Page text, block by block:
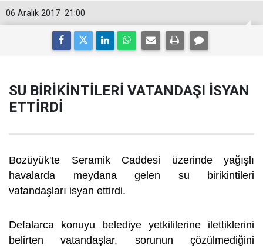
21:00
06 Aralık 2017
SU BİRİKİNTİLERİ VATANDAŞI İSYAN
ETTİRDİ
Bozüyük'te Seramik Caddesi üzerinde yağışlı
havalarda meydana gelen su birikintileri
vatandaşları isyan ettirdi.
Defalarca konuyu belediye yetkililerine ilettiklerini
belirten vatandaşlar, sorunun çözülmediğini